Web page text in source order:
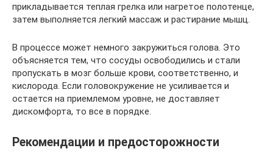
прикладывается теплая грелка или нагретое полотенце,
затем выполняется легкий массаж и растирание мышц.
В процессе может немного закружиться голова. Это
объясняется тем, что сосуды освободились и стали
пропускать в мозг больше крови, соответственно, и
кислорода. Если головокружение не усиливается и
остается на приемлемом уровне, не доставляет
дискомфорта, то все в порядке.
Рекомендации и предосторожности